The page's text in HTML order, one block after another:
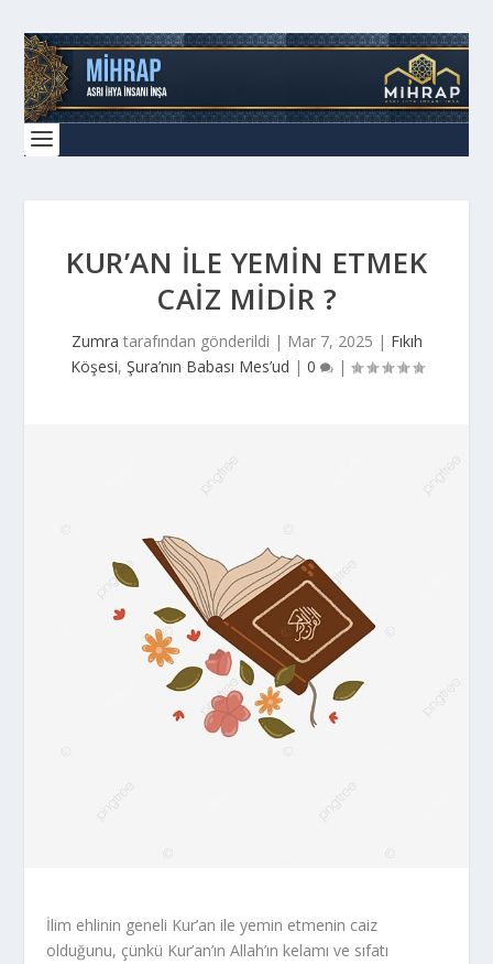
KUR’AN ILE YEMIN ETMEK
CAIZ MIDIR ?
Zumra tarafından gönderildi | Mar 7, 2025 | Fıkıh
Köşesi, Şura’nın Babası Mes’ud | 0 |
İlim ehlinin geneli Kur’an ile yemin etmenin caiz
olduğunu, çünkü Kur’an’ın Allah’ın kelamı ve sıfatı